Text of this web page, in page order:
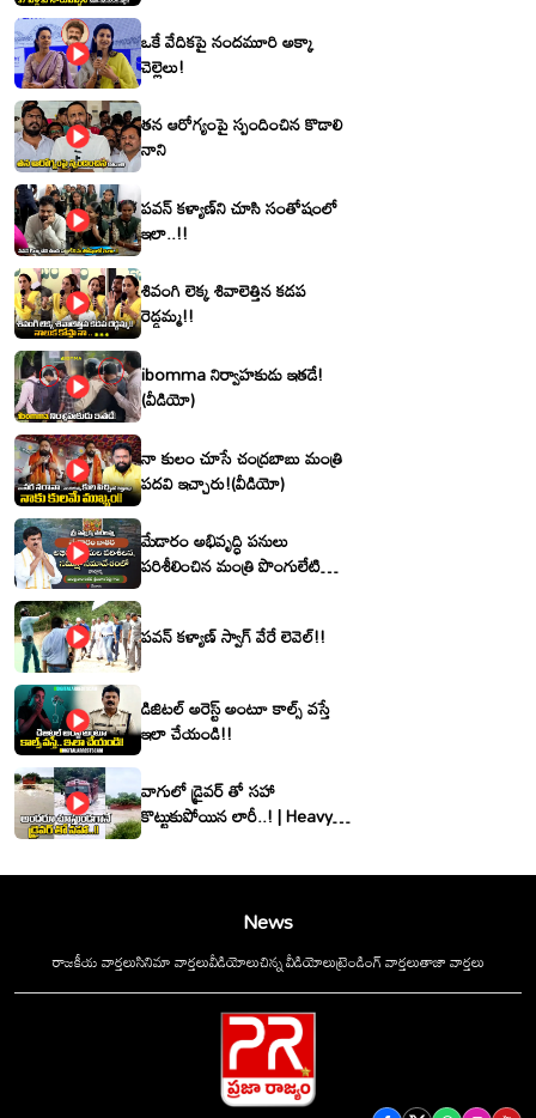
ఒకే వేదికపై నందమూరి అక్కా
చెల్లెలు!
తన ఆరోగ్యంపై స్పందించిన కొడాలి
నాని
పవన్ కళ్యాణ్‌ని చూసి సంతోషంలో
ఇలా..!!
శివంగి లెక్క శివాలెత్తిన కడప
రెడ్డమ్మ!!
ibomma నిర్వాహకుడు ఇతడే!
(వీడియో)
నా కులం చూసే చంద్రబాబు మంత్రి
పదవి ఇచ్చారు!(వీడియో)
మేడారం అభివృద్ధి పనులు
పరిశీలించిన మంత్రి పొంగులేటి
పవన్ కళ్యాణ్ స్వాగ్ వేరే లెవెల్!!
డిజిటల్ అరెస్ట్ అంటూ కాల్స్ వస్తే
ఇలా చేయండి!!
వాగులో డ్రైవర్ తో సహా
కొట్టుకుపోయిన లారీ..! | Heavy
News
రాజకీయ వార్తలుసినిమా వార్తలువీడియోలుచిన్న వీడియోలుట్రెండింగ్ వార్తలుతాజా వార్తలు